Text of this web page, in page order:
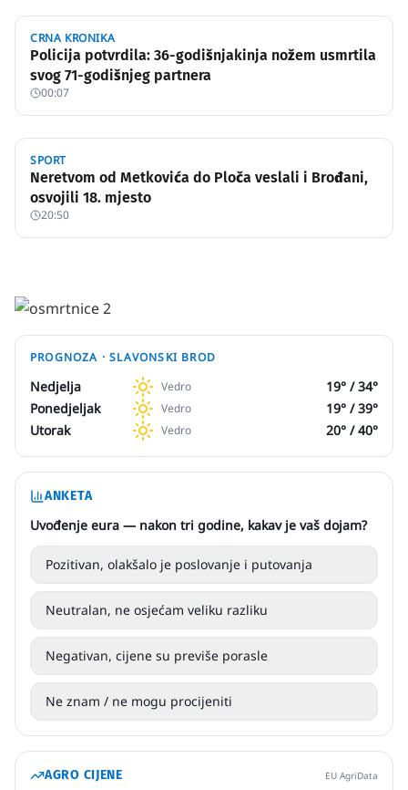
CRNA KRONIKA
Policija potvrdila: 36-godišnjakinja nožem usmrtila
svog 71-godišnjeg partnera
00:07
SPORT
Neretvom od Metkovića do Ploča veslali i Brođani,
osvojili 18. mjesto
20:50
PROGNOZA ·SLAVONSKI BROD
Nedjelja Vedro 19° /34°
Ponedjeljak
Vedro 19° /39°
Utorak
Vedro 20° /40°
ANKETA
Uvođenje eura — nakon tri godine, kakav je vaš dojam?
Pozitivan, olakšalo je poslovanje i putovanja
Neutralan, ne osjećam veliku razliku
Negativan, cijene su previše porasle
Ne znam / ne mogu procijeniti
AGRO CIJENE EU AgriData